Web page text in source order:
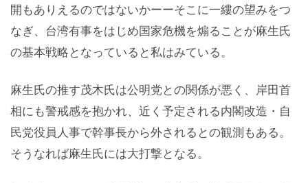
開もありえるのではないかーーそこに一縷の望みをつ
なぎ、台湾有事をはじめ国家危機を煽ることが麻生氏
の基本戦略となっていると私はみている。
麻生氏の推す茂木氏は公明党との関係が悪く、岸田首
相にも警戒感を抱かれ、近く予定される内閣改造・自
民党役員人事で幹事長から外されるとの観測もある。
そうなれば麻生氏には大打撃となる。